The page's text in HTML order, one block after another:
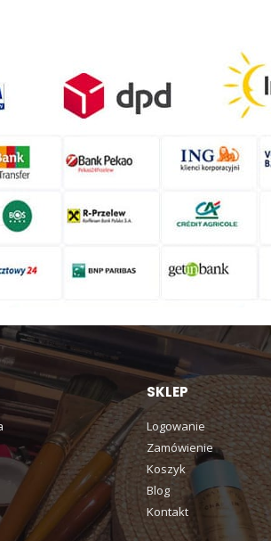
SKLEP
Logowanie
Zamówienie
Koszyk
Blog
Kontakt